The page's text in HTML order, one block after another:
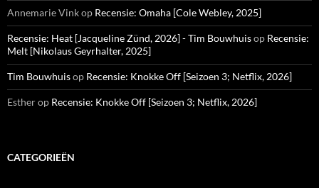
Annemarie Vinkop Recensie: Omaha [Cole Webley, 2025]
Recensie: Heat [Jacqueline Zünd, 2026] - Tim Bouwhuisop Recensie:
Melt [Nikolaus Geyrhalter, 2025]
Tim Bouwhuisop Recensie: Knokke Off [Seizoen 3; Netflix, 2026]
Estherop Recensie: Knokke Off [Seizoen 3; Netflix, 2026]
CATEGORIEËN